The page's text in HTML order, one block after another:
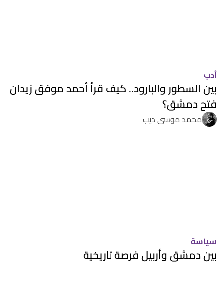
أدب
بين السطور والبارود.. كيف قرأ أحمد موفق زيدان
فتح دمشق؟
محمد موسى ديب
سياسة
بين دمشق وأربيل فرصة تاريخية